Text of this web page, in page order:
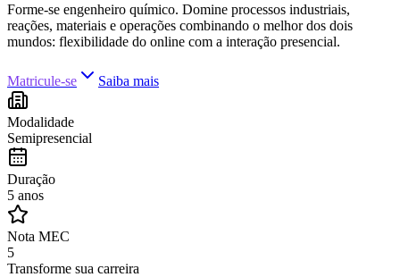
Forme-se engenheiro químico. Domine processos industriais,
reações, materiais e operações combinando o melhor dos dois
mundos: flexibilidade do online com a interação presencial.
Matricule-se Saiba mais
Modalidade
Semipresencial
Duração
5 anos
Nota MEC
5
Transforme sua carreira